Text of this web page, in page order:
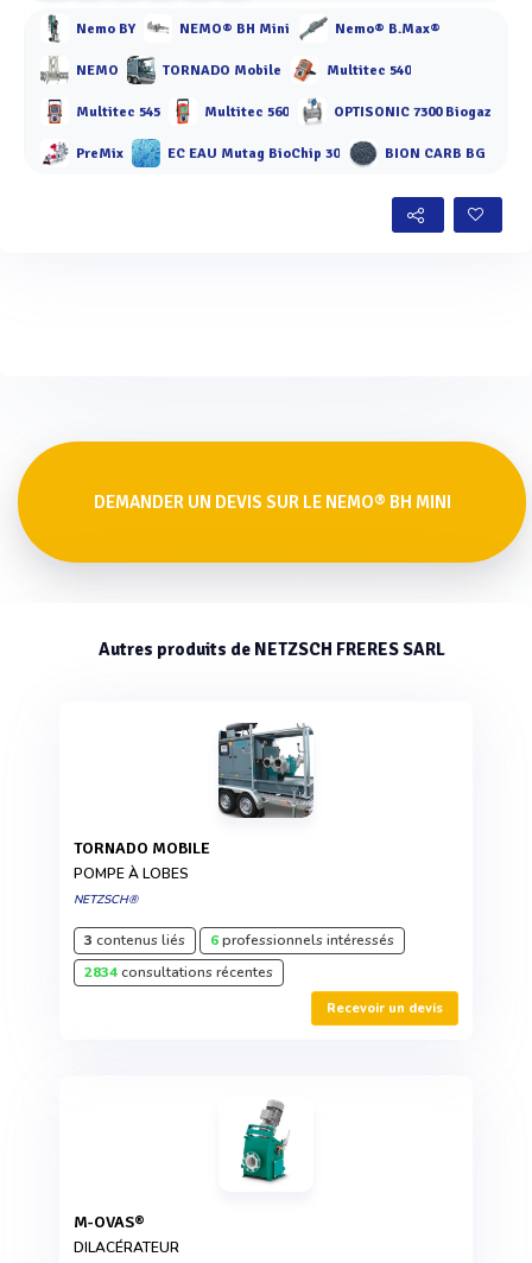
Nemo BY NEMO® BH Mini Nemo® B.Max®
NEMO TORNADO Mobile Multitec 540
Multitec 545 Multitec 560 OPTISONIC 7300 Biogaz
PreMix EC EAU Mutag BioChip 30 BION CARB BG
DEMANDER UN DEVIS SUR LE NEMO® BH MINI
Autres produits de NETZSCH FRERES SARL
TORNADO MOBILE
POMPE À LOBES
NETZSCH®
3 contenus liés 6professionnels intéressés
2834consultations récentes
Recevoir un devis
M-OVAS®
DILACÉRATEUR